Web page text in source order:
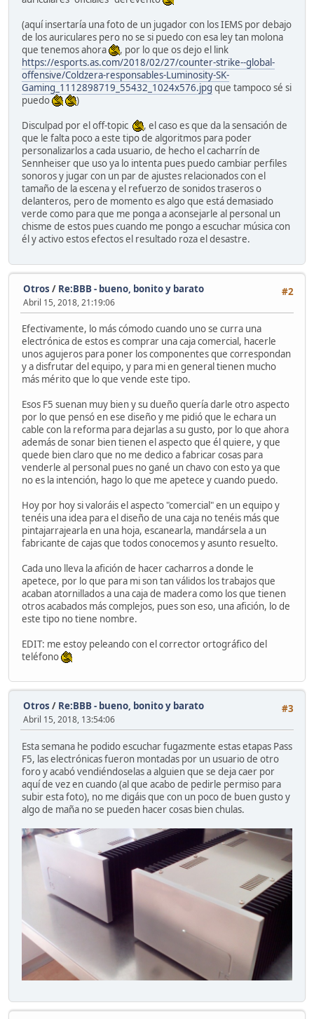
(aquí insertaría una foto de un jugador con los IEMS por debajo
de los auriculares pero no se si puedo con esa ley tan molona
que tenemos ahora
, por lo que os dejo el link
https://esports.as.com/2018/02/27/counter-strike--global-
offensive/Coldzera-responsables-Luminosity-SK-
Gaming_1112898719_55432_1024x576.jpg que tampoco sé si
puedo
)
Disculpad por el off-topic
, el caso es que da la sensación de
que le falta poco a este tipo de algoritmos para poder
personalizarlos a cada usuario, de hecho el cacharrín de
Sennheiser que uso ya lo intenta pues puedo cambiar perfiles
sonoros y jugar con un par de ajustes relacionados con el
tamaño de la escena y el refuerzo de sonidos traseros o
delanteros, pero de momento es algo que está demasiado
verde como para que me ponga a aconsejarle al personal un
chisme de estos pues cuando me pongo a escuchar música con
él y activo estos efectos el resultado roza el desastre.
#2
Otros / Re:BBB - bueno, bonito y barato
Abril 15, 2018, 21:19:06
Efectivamente, lo más cómodo cuando uno se curra una
electrónica de estos es comprar una caja comercial, hacerle
unos agujeros para poner los componentes que correspondan
y a disfrutar del equipo, y para mi en general tienen mucho
más mérito que lo que vende este tipo.
Esos F5 suenan muy bien y su dueño quería darle otro aspecto
por lo que pensó en ese diseño y me pidió que le echara un
cable con la reforma para dejarlas a su gusto, por lo que ahora
además de sonar bien tienen el aspecto que él quiere, y que
quede bien claro que no me dedico a fabricar cosas para
venderle al personal pues no gané un chavo con esto ya que
no es la intención, hago lo que me apetece y cuando puedo.
Hoy por hoy si valoráis el aspecto "comercial" en un equipo y
tenéis una idea para el diseño de una caja no tenéis más que
pintajarrajearla en una hoja, escanearla, mandársela a un
fabricante de cajas que todos conocemos y asunto resuelto.
Cada uno lleva la afición de hacer cacharros a donde le
apetece, por lo que para mi son tan válidos los trabajos que
acaban atornillados a una caja de madera como los que tienen
otros acabados más complejos, pues son eso, una afición, lo de
este tipo no tiene nombre.
EDIT: me estoy peleando con el corrector ortográfico del
teléfono
#3
Otros / Re:BBB - bueno, bonito y barato
Abril 15, 2018, 13:54:06
Esta semana he podido escuchar fugazmente estas etapas Pass
F5, las electrónicas fueron montadas por un usuario de otro
foro y acabó vendiéndoselas a alguien que se deja caer por
aquí de vez en cuando (al que acabo de pedirle permiso para
subir esta foto), no me digáis que con un poco de buen gusto y
algo de maña no se pueden hacer cosas bien chulas.